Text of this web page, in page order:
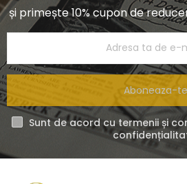
și primește 10% cupon de
Aboneaza-te
Sunt de acord cu termenii și